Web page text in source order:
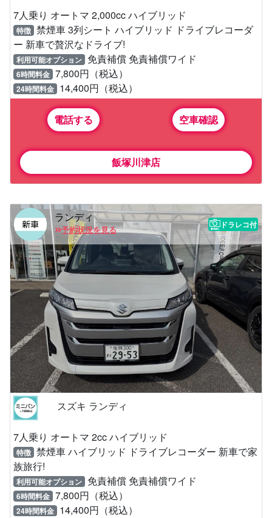
7人乗り オートマ 2,000cc ハイブリッド
特徴 禁煙車 3列シート ハイブリッド ドライブレコーダ
ー 新車で贅沢なドライブ!
利用可能オプション 免責補償 免責補償ワイド
6時間料金 7,800円（税込）
24時間料金 14,400円（税込）
電話する 空車確認
飯塚川津店
ランディ
予約状況を見る
ドラレコ付
スズキ ランディ
7人乗り オートマ 2cc ハイブリッド
特徴 禁煙車 ハイブリッド ドライブレコーダー 新車で家
族旅行!
利用可能オプション 免責補償 免責補償ワイド
6時間料金 7,800円（税込）
24時間料金 14,400円（税込）